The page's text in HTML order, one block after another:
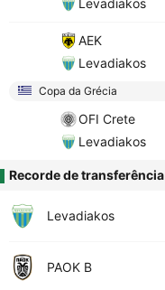
Levadiakos
AEK
Levadiakos
Copa da Grécia
OFI Crete
Levadiakos
Recorde de transferência
Levadiakos
PAOK B